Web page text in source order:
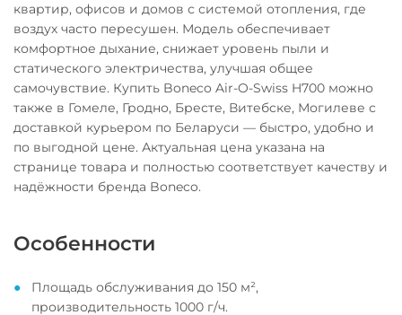
квартир, офисов и домов с системой отопления, где
воздух часто пересушен. Модель обеспечивает
комфортное дыхание, снижает уровень пыли и
статического электричества, улучшая общее
самочувствие. Купить Boneco Air-O-Swiss H700 можно
также в Гомеле, Гродно, Бресте, Витебске, Могилеве с
доставкой курьером по Беларуси — быстро, удобно и
по выгодной цене. Актуальная цена указана на
странице товара и полностью соответствует качеству и
надёжности бренда Boneco.
Особенности
Площадь обслуживания до 150 м²,
производительность 1000 г/ч.